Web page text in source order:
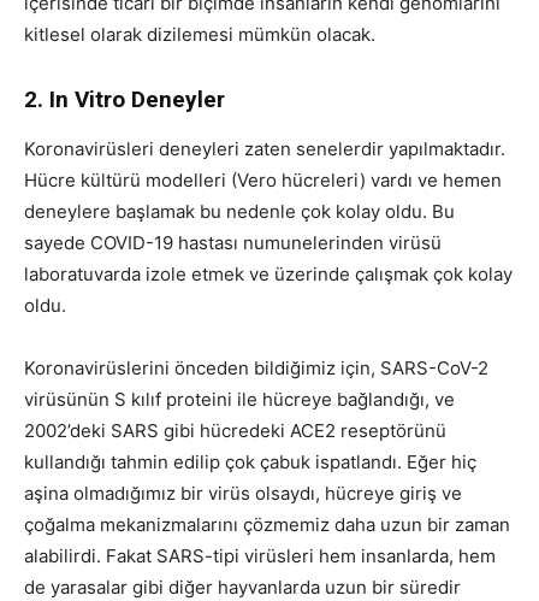
kitlesel olarak dizilemesi mümkün olacak.
2. In Vitro Deneyler
Koronavirüsleri deneyleri zaten senelerdir yapılmaktadır.
Hücre kültürü modelleri (Vero hücreleri) vardı ve hemen
deneylere başlamak bu nedenle çok kolay oldu. Bu
sayede COVID-19 hastası numunelerinden virüsü
laboratuvarda izole etmek ve üzerinde çalışmak çok kolay
oldu.
Koronavirüslerini önceden bildiğimiz için, SARS-CoV-2
virüsünün S kılıf proteini ile hücreye bağlandığı, ve
2002’deki SARS gibi hücredeki ACE2 reseptörünü
kullandığı tahmin edilip çok çabuk ispatlandı. Eğer hiç
aşina olmadığımız bir virüs olsaydı, hücreye giriş ve
çoğalma mekanizmalarını çözmemiz daha uzun bir zaman
alabilirdi. Fakat SARS-tipi virüsleri hem insanlarda, hem
de yarasalar gibi diğer hayvanlarda uzun bir süredir